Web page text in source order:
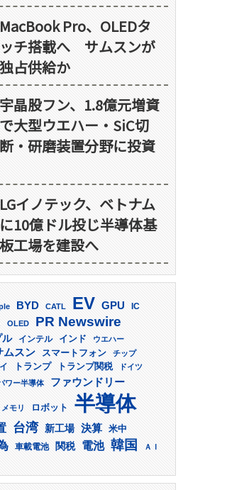
MacBook Pro、OLEDタ
ッチ搭載へ サムスンが
独占供給か
宇晶股フン、1.8億元増資
で大型ウエハー・SiC切
断・研磨装置分野に投資
LGイノテック、ベトナム
に10億ドル投じ半導体基
板工場を建設へ
BYD CATL EV GPU IC
OLED PR Newswire
ル インテル インド ウエハー
ムスン スマートフォン
チップ
トランプ トランプ関税 ドイツ
ワー半導体 ファウンドリー
メモリ ロボット 半導体
台湾 新工場 決算 米中
車載電池 関税 電池 韓国 ＡＩ